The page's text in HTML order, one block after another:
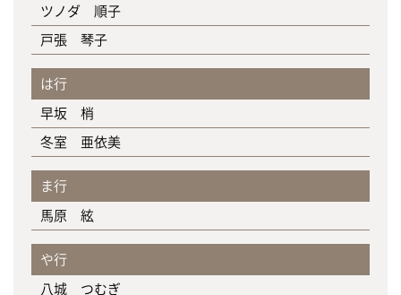
ツノダ 順子
戸張 琴子
は行
早坂 梢
冬室 亜依美
ま行
馬原 絃
や行
八城 つむぎ